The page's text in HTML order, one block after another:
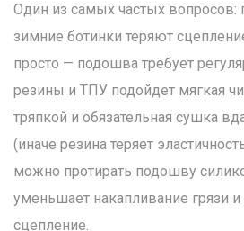
Один из самых частых вопросов:
зимние ботинки теряют
просто — подошва требует
резины и ТПУ подойдет мягкая
тряпкой и обязательная сушка
(иначе резина теряет
можно протирать подошву
уменьшает накапливание грязи и
сцепление.